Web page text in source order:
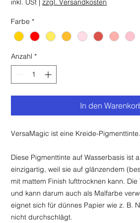
inkl. USt |zzgl. Versandkosten
Farbe *
Anzahl *
In den
VersaMagic ist eine Kreide-Pigmenttinte.
Diese Pigmenttinte auf Wasserbasis ist
einzigartig, weil sie auf glänzendem
mit mattem Finish lufttrocknen kann.
und kann darum auch als Malfarbe
eignet sich für dünnes Papier wie z. B.
nicht durchschlägt.